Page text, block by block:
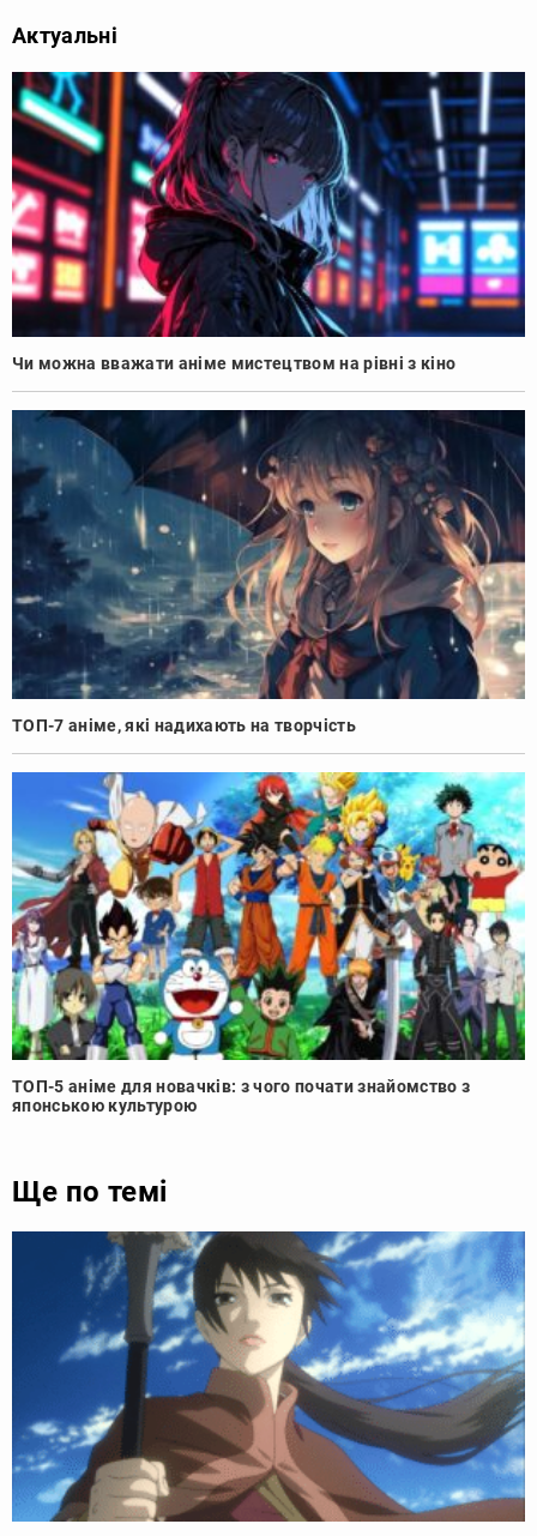
Актуальні
Чи можна вважати аніме мистецтвом на рівні з кіно
ТОП-7 аніме, які надихають на творчість
ТОП-5 аніме для новачків: з чого почати знайомство з
японською культурою
Ще по темі